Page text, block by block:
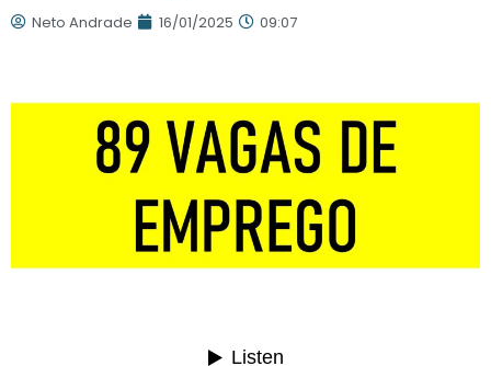
Neto Andrade 16/01/2025 09:07